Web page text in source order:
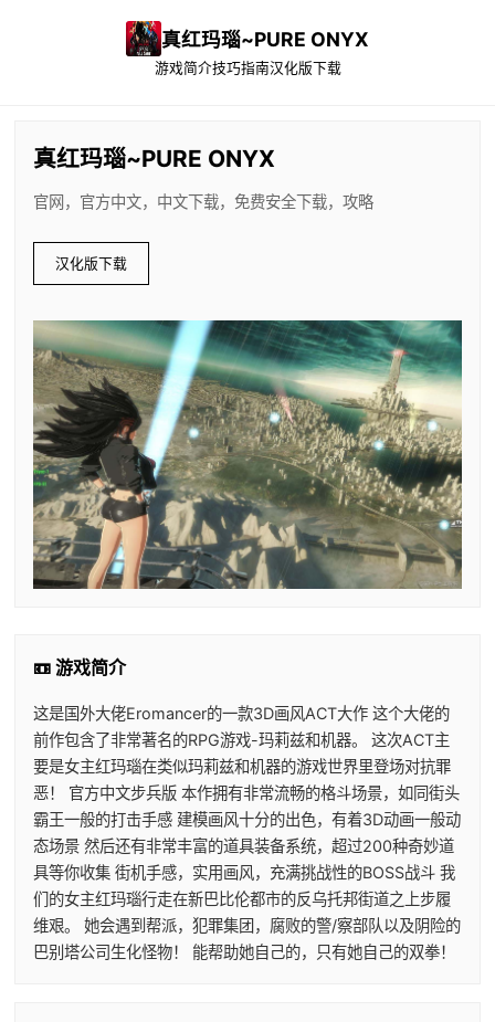
真红玛瑙~PURE ONYX
游戏简介技巧指南汉化版下载
真红玛瑙~PURE ONYX
官网，官方中文，中文下载，免费安全下载，攻略
汉化版下载
📼 游戏简介
这是国外大佬Eromancer的一款3D画风ACT大作 这个大佬的
前作包含了非常著名的RPG游戏-玛莉兹和机器。 这次ACT主
要是女主红玛瑙在类似玛莉兹和机器的游戏世界里登场对抗罪
恶！ 官方中文步兵版 本作拥有非常流畅的格斗场景，如同街头
霸王一般的打击手感 建模画风十分的出色，有着3D动画一般动
态场景 然后还有非常丰富的道具装备系统，超过200种奇妙道
具等你收集 街机手感，实用画风，充满挑战性的BOSS战斗 我
们的女主红玛瑙行走在新巴比伦都市的反乌托邦街道之上步履
维艰。 她会遇到帮派，犯罪集团，腐败的警/察部队以及阴险的
巴别塔公司生化怪物！ 能帮助她自己的，只有她自己的双拳！